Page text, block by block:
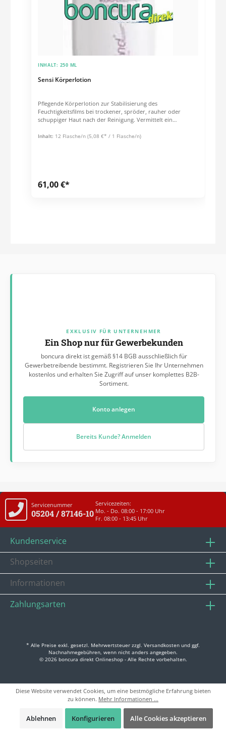
Sensi Körperlotion
INHALT: 250 ML
Pflegende Körperlotion zur Stabilisierung des
Feuchtigkeitsfilms bei trockener, spröder, rauher oder
schuppiger Haut nach der Reinigung. Vermittelt ein
bei Juckreiz. Unterstützt die Regeneration der Haut. Mit Aloe
Inhalt: 12 Flasche/n (5,08 €* / 1 Flasche/n)
61,00 €*
EXKLUSIV FÜR UNTERNEHMER
Ein Shop nur für Gewerbekunden
boncura direkt ist gemäß §14 BGB ausschließlich für
Gewerbetreibende bestimmt. Registrieren Sie Ihr Unternehmen
kostenlos und erhalten Sie Zugriff auf unser komplettes B2B-
Sortiment.
Konto anlegen
Bereits Kunde? Anmelden
Servicenummer
05204 / 87146-10
Servicezeiten:
Mo. - Do. 08:00 - 17:00 Uhr
Fr. 08:00 - 13:45 Uhr
Kundenservice
Shopseiten
Informationen
Zahlungsarten
* Alle Preise exkl. gesetzl. Mehrwertsteuer zzgl. Versandkosten und ggf.
Nachnahmegebühren, wenn nicht anders angegeben.
© 2026 boncura direkt Onlineshop - Alle Rechte vorbehalten.
Diese Website verwendet Cookies, um eine bestmögliche Erfahrung bieten
zu können. Mehr Informationen ...
Ablehnen Konfigurieren Alle Cookies akzeptieren